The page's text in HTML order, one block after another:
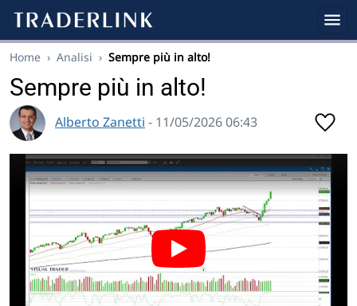
Home › Analisi › Sempre più in alto!
Sempre più in alto!
Alberto Zanetti - 11/05/2026 06:43